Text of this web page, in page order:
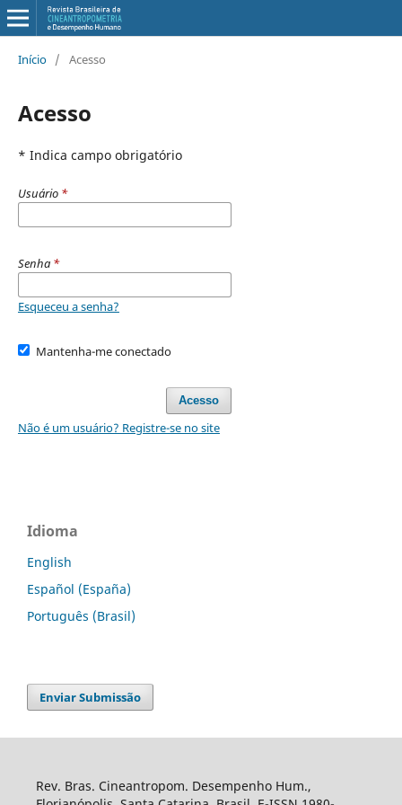
Início / Acesso
Acesso
* Indica campo obrigatório
Usuário *
Senha *
Esqueceu a senha?
Mantenha-me conectado
Acesso
Não é um usuário? Registre-se no site
Idioma
English
Español (España)
Português (Brasil)
Enviar Submissão
Rev. Bras. Cineantropom. Desempenho Hum.,